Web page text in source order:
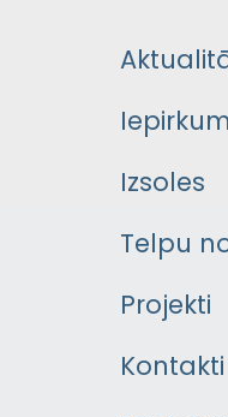
Izsoles
Telpu
Projekti
Kontakti